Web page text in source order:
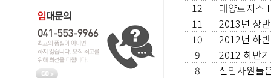
12
대양로지스
11
2013년 상
10
2012년 하
9
2012 하반
8
신입사원들